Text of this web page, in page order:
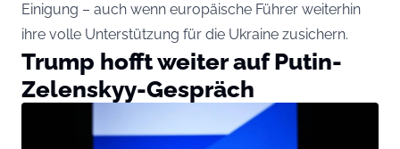
Einigung – auch wenn europäische Führer weiterhin
ihre volle Unterstützung für die Ukraine zusichern.
Trump hofft weiter auf Putin-
Zelenskyy-Gespräch